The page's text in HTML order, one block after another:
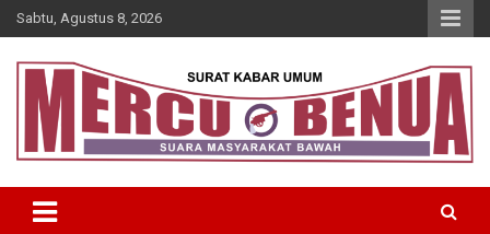
Skip
to
Sabtu, Agustus 8, 2026
Mercu Benua